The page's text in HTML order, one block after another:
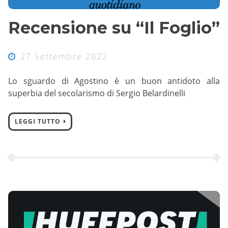
Recensione su “Il Foglio”
27 Settembre 2022
Lo sguardo di Agostino è un buon antidoto alla
superbia del secolarismo di Sergio Belardinelli
LEGGI TUTTO